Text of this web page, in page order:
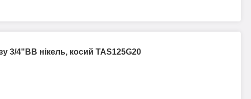
3/4"ВВ нікель, косий TAS125G20